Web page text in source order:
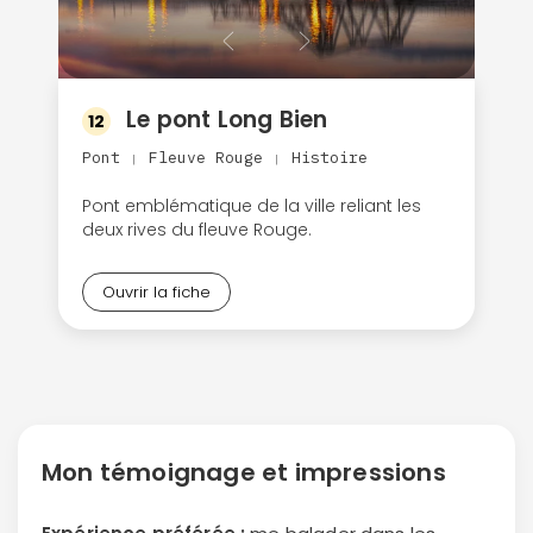
12 Le pont Long Bien
Pont | Fleuve Rouge | Histoire
Pont emblématique de la ville reliant les
deux rives du fleuve Rouge.
Ouvrir la fiche
Mon témoignage et impressions